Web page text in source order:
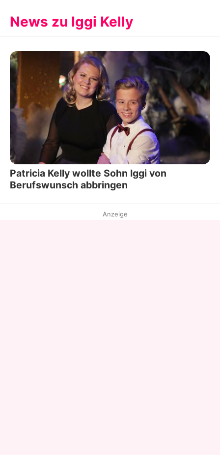
News zu Iggi Kelly
Patricia Kelly wollte Sohn Iggi von
Berufswunsch abbringen
Anzeige